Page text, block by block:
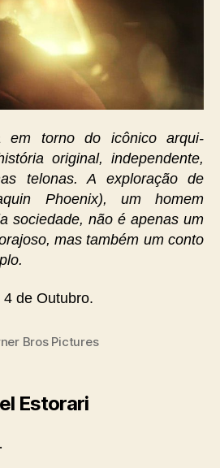
em torno do icônico arqui-
original, independente,
telonas. A exploração de
Phoenix), um homem
sociedade, não é apenas um
mas também um conto
de Outubro.
Bros Pictures
Estorari